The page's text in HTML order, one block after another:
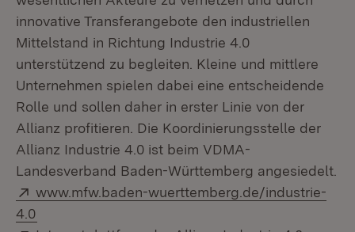
innovative Transferangebote den industriellen
Mittelstand in Richtung Industrie 4.0
unterstützend zu begleiten. Kleine und mittlere
Unternehmen spielen dabei eine entscheidende
Rolle und sollen daher in erster Linie von der
Allianz profitieren. Die Koordinierungsstelle der
Allianz Industrie 4.0 ist beim VDMA-
Landesverband Baden-Württemberg angesiedelt.
Extern:
www.mfw.baden-wuerttemberg.de/industrie-
4.0